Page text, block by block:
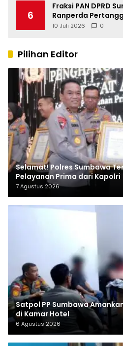
6
Fraksi PAN DPRD
Ranperda
2025, Soroti SILPA
10 Juli 2026 0
Pilihan Editor
Selamat! Polres Sumbawa
Pelayanan Prima dari Kapolri
7 Agustus 2026
Satpol PP Sumbawa
di Kamar Hotel
6 Agustus 2026